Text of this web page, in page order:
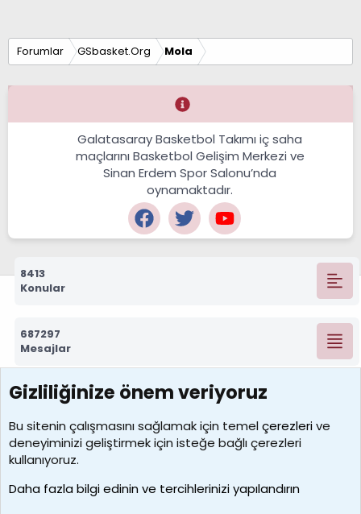
Forumlar GSbasket.Org Mola
Galatasaray Basketbol Takımı iç saha
maçlarını Basketbol Gelişim Merkezi ve
Sinan Erdem Spor Salonu’nda
oynamaktadır.
8413
Konular
687297
Mesajlar
7390
Kullanıcılar
MosesBrownHayranı
Son üye
Gizliliğinize önem veriyoruz
Bu sitenin çalışmasını sağlamak için temelçerezlerive
deneyiminizi geliştirmek için isteğe bağlı çerezleri
kullanıyoruz.
Daha fazla bilgi edinin ve tercihlerinizi yapılandırın